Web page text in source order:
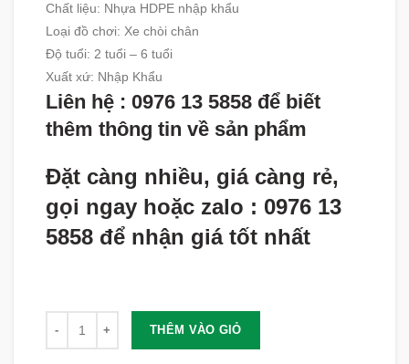
Chất liệu: Nhựa HDPE nhập khẩu
Loại đồ chơi: Xe chòi chân
Độ tuổi: 2 tuổi – 6 tuổi
Xuất xứ: Nhập Khẩu
Liên hệ : 0976 13 5858 để biết
thêm thông tin về sản phẩm
Đặt càng nhiều, giá càng rẻ,
gọi ngay hoặc zalo : 0976 13
5858 để nhận giá tốt nhất
THÊM VÀO GIỎ